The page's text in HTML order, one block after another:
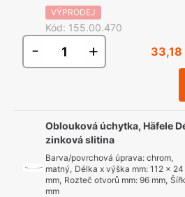
VÝPRODEJ
Kód: 155.00.470
- + 33,18
Oblouková úchytka, Häfele
zinková slitina
Barva/povrchová úprava: chrom,
matný, Délka x výška mm: 112 x 24
mm, Rozteč otvorů mm: 96 mm,
mm